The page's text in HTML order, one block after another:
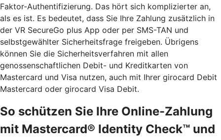
Faktor-Authentifizierung. Das hört sich komplizierter an,
als es ist. Es bedeutet, dass Sie Ihre Zahlung zusätzlich in
der VR SecureGo plus App oder per SMS-TAN und
selbstgewählter Sicherheitsfrage freigeben. Übrigens
können Sie die Sicherheitsverfahren mit allen
genossenschaftlichen Debit- und Kreditkarten von
Mastercard und Visa nutzen, auch mit Ihrer girocard Debit
Mastercard oder girocard Visa Debit.
So schützen Sie Ihre Online-Zahlung
mit Mastercard® Identity Check™ und